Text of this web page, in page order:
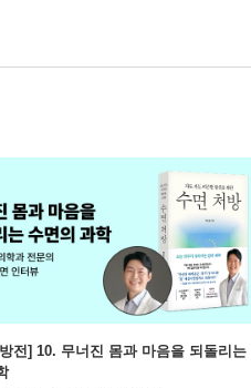
전] 10. 무너진 몸과 마음을 되돌리는